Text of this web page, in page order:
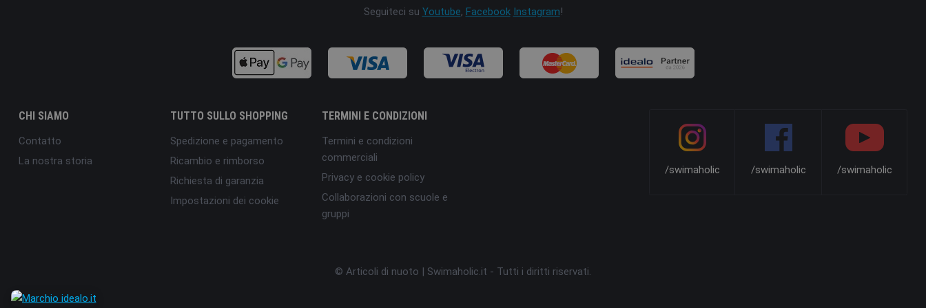
Seguiteci su Youtube, Facebook Instagram!
CHI SIAMO
Contatto
La nostra storia
TUTTO SULLO SHOPPING
Spedizione e pagamento
Ricambio e rimborso
Richiesta di garanzia
Impostazioni dei cookie
TERMINI E CONDIZIONI
Termini e condizioni
commerciali
Privacy e cookie policy
Collaborazioni con scuole e
gruppi
/swimaholic /swimaholic /swimaholic
© Articoli di nuoto | Swimaholic.it - Tutti i diritti riservati.